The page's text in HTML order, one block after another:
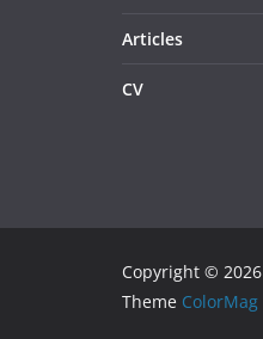
Articles
CV
Copyright © 2026
Theme ColorMag